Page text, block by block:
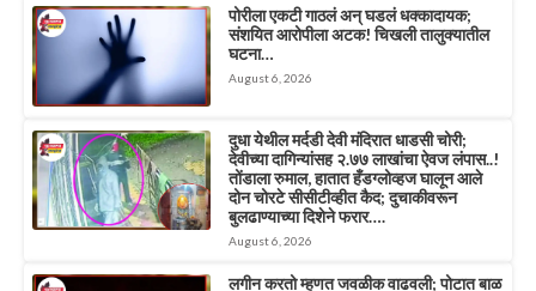
पोरीला एकटी गाठलं अन् घडलं धक्कादायक;
संशयित आरोपीला अटक! चिखली तालुक्यातील
घटना…
August 6, 2026
दुधा येथील मर्दडी देवी मंदिरात धाडसी चोरी;
देवीच्या दागिन्यांसह २.७७ लाखांचा ऐवज लंपास..!
तोंडाला रुमाल, हातात हँडग्लोव्हज घालून आले
दोन चोरटे सीसीटीव्हीत कैद; दुचाकीवरून
बुलढाण्याच्या दिशेने फरार….
August 6, 2026
लगीन करतो म्हणत जवळीक वाढवली; पोटात बाळ